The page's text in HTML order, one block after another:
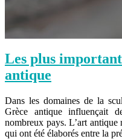
Les plus
antique
Dans les domaines de la
Grèce antique influençait
nombreux pays. L’art
qui ont été élaborés entre la